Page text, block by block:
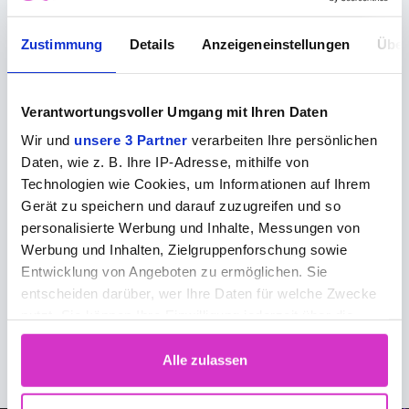
Zustimmung Details Anzeigeneinstellungen
Verantwortungsvoller Umgang mit Ihren Daten
Wir und unsere 3 Partner verarbeiten Ihre persönlichen
Daten, wie z. B. Ihre IP-Adresse, mithilfe von
Technologien wie Cookies, um Informationen auf Ihrem
Gerät zu speichern und darauf zuzugreifen und so
personalisierte Werbung und Inhalte, Messungen von
Werbung und Inhalten, Zielgruppenforschung sowie
Entwicklung von Angeboten zu ermöglichen. Sie
entscheiden darüber, wer Ihre Daten für welche Zwecke
Cookie-Erklärung oder durch Klicken auf das Privacy
Trigger Symbol ändern oder widerrufen
Alle zulassen
Digital sovereignty in the video
infrastructure